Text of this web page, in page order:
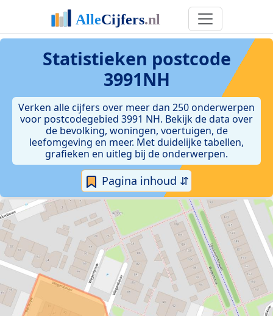
Statistieken postcode
3991NH
Verken alle cijfers over meer dan 250 onderwerpen
voor postcodegebied 3991 NH. Bekijk de data over
de bevolking, woningen, voertuigen, de
leefomgeving en meer. Met duidelijke tabellen,
grafieken en uitleg bij de onderwerpen.
Pagina inhoud ⇵